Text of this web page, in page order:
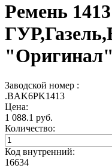
Ремень
Заводской номер :
.BAK6PK1413
Цена:
1 088.1 руб.
Количество:
Код внутренний:
16634